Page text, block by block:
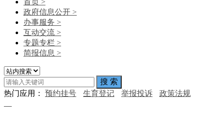
首页 >
政府信息公开 >
办事服务 >
互动交流 >
专题专栏 >
简报信息 >
热门应用： 预约挂号 生育登记 举报投诉 政策法规